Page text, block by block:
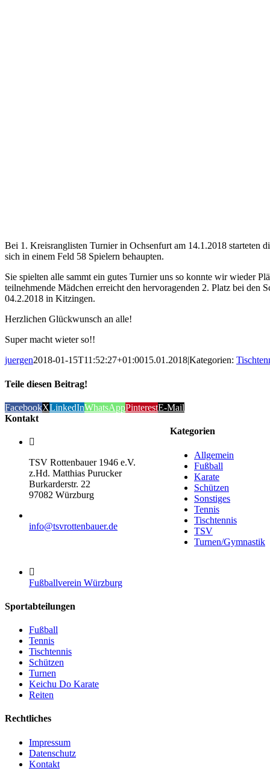
Bei 1. Kreisranglisten Turnier in Ochsenfurt am 14.1.2018 starteten
sich in einem Feld 58 Spielern behaupten.
Sie spielten alle sammt ein gutes Turnier uns so konnte wir wieder
teilnehmende Mädchen erreicht den hervoragenden 2. Platz bei
04.2.2018 in Kitzingen.
Herzlichen Glückwunsch an alle!
Super macht wieter so!!
juergen2018-01-15T11:52:27+01:0015.01.2018|Kategorien:
Teile diesen Beitrag!
FacebookXLinkedInWhatsAppPinterestE-Mail
Kategorien
Allgemein
Fußball
Karate
Schützen
Sonstiges
Tennis
Tischtennis
TSV
Turnen/Gymnastik
Kontakt
TSV Rottenbauer 1946 e.V.
z.Hd. Matthias Purucker
Burkarderstr. 22
97082 Würzburg
info@tsvrottenbauer.de
Fußballverein Würzburg
Sportabteilungen
Fußball
Tennis
Tischtennis
Schützen
Turnen
Keichu Do Karate
Reiten
Rechtliches
Impressum
Datenschutz
Kontakt